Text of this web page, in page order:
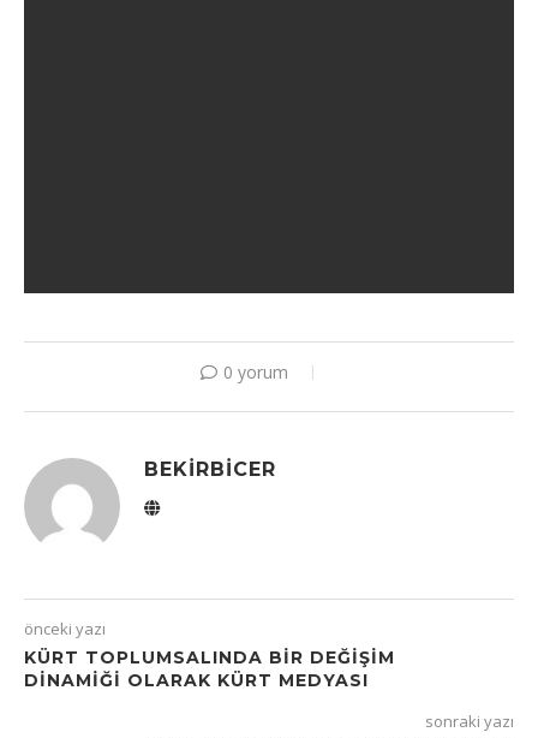
0 yorum
BEKIRBICER
önceki yazı
KÜRT TOPLUMSALINDA BİR DEĞİŞİM
DİNAMİĞİ OLARAK KÜRT MEDYASI
sonraki yazı